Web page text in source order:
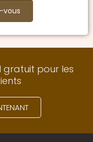
vous
gratuit pour les